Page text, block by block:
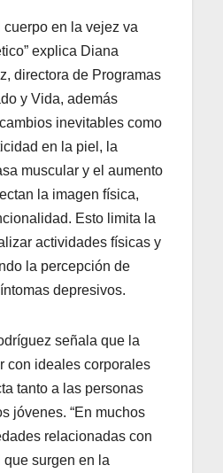
cuerpo en la vejez va
explica Diana
directora de Programas
y Vida, además
inevitables como
en la piel, la
muscular y el aumento
la imagen física,
Esto limita la
actividades físicas y
la percepción de
depresivos.
señala que la
con ideales corporales
tanto a las personas
jóvenes. “En muchos
relacionadas con
que surgen en la